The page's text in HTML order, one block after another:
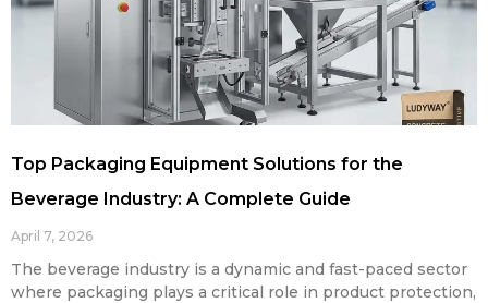
Top Packaging Equipment Solutions for the
Beverage Industry: A Complete Guide
April 7, 2026
The beverage industry is a dynamic and fast-paced sector
where packaging plays a critical role in product protection,